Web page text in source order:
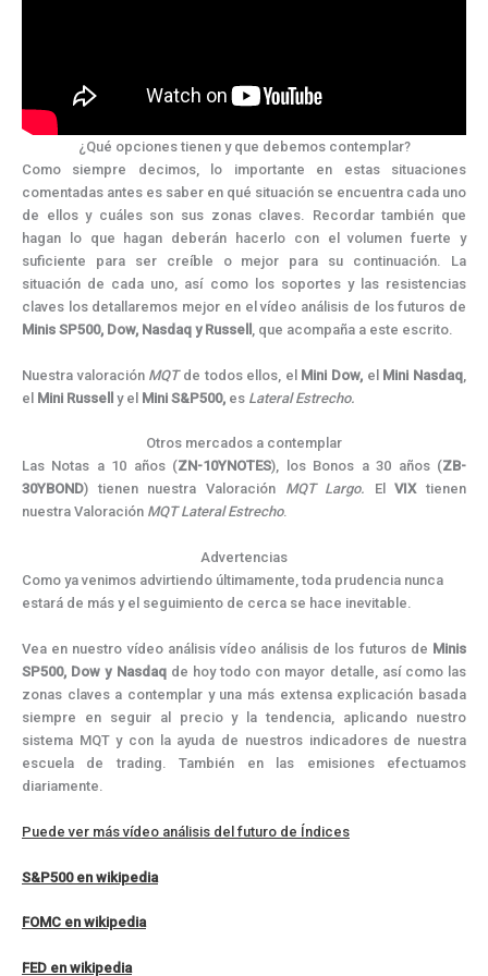
¿Qué opciones tienen y que debemos contemplar?
Como siempre decimos, lo importante en estas situaciones
comentadas antes es saber en qué situación se encuentra cada uno
de ellos y cuáles son sus zonas claves. Recordar también que
hagan lo que hagan deberán hacerlo con el volumen fuerte y
suficiente para ser creíble o mejor para su continuación. La
situación de cada uno, así como los soportes y las resistencias
claves los detallaremos mejor en el vídeo análisis de los futuros de
Minis SP500, Dow, Nasdaq y Russell
, que acompaña a este escrito.
Nuestra valoración MQTde todos ellos, elMini Dow, elMini Nasdaq
el Mini Russell y el Mini S&P500, es Lateral Estrecho.
Otros mercados a contemplar
Las Notas a 10 años (ZN-10YNOTES), los Bonos a 30 años (ZB-
30YBOND) tienen nuestra Valoración MQT Largo. ElVIXtienen
nuestra Valoración MQT Lateral Estrecho.
Advertencias
Como ya venimos advirtiendo últimamente, toda prudencia nunca
estará de más y el seguimiento de cerca se hace inevitable.
Vea en nuestro vídeo análisis vídeo análisis de los futuros de Minis
SP500, Dow y Nasdaqde hoy todo con mayor detalle, así como las
zonas claves a contemplar y una más extensa explicación basada
siempre en seguir al precio y la tendencia, aplicando nuestro
sistema MQT y con la ayuda de nuestros indicadores de nuestra
escuela de trading. También en las emisiones efectuamos
diariamente.
Puede ver más vídeo análisis del futuro de Índices
S&P500 en wikipedia
FOMC en wikipedia
FED en wikipedia